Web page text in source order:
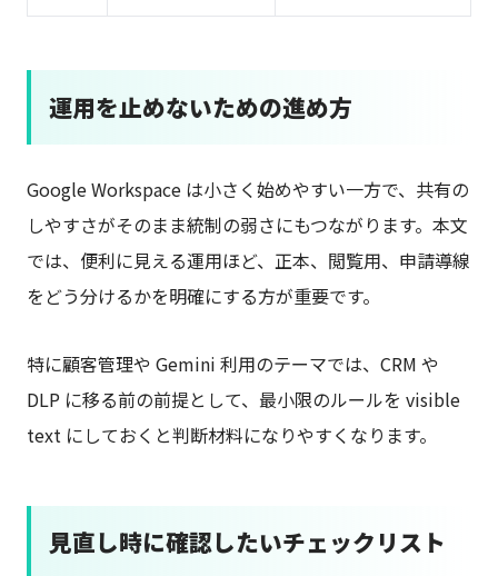
運用を止めないための進め方
Google Workspace は小さく始めやすい一方で、共有の
しやすさがそのまま統制の弱さにもつながります。本文
では、便利に見える運用ほど、正本、閲覧用、申請導線
をどう分けるかを明確にする方が重要です。
特に顧客管理や Gemini 利用のテーマでは、CRM や
DLP に移る前の前提として、最小限のルールを visible
text にしておくと判断材料になりやすくなります。
見直し時に確認したいチェックリスト